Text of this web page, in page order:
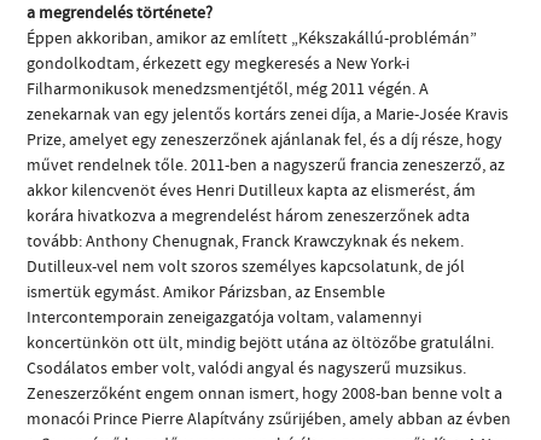
a megrendelés története?
Éppen akkoriban, amikor az említett „Kékszakállú-problémán”
gondolkodtam, érkezett egy megkeresés a New York-i
Filharmonikusok menedzsmentjétől, még 2011 végén. A
zenekarnak van egy jelentős kortárs zenei díja, a Marie-Josée Kravis
Prize, amelyet egy zeneszerzőnek ajánlanak fel, és a díj része, hogy
művet rendelnek tőle. 2011-ben a nagyszerű francia zeneszerző, az
akkor kilencvenöt éves Henri Dutilleux kapta az elismerést, ám
korára hivatkozva a megrendelést három zeneszerzőnek adta
tovább: Anthony Chenugnak, Franck Krawczyknak és nekem.
Dutilleux-vel nem volt szoros személyes kapcsolatunk, de jól
ismertük egymást. Amikor Párizsban, az Ensemble
Intercontemporain zeneigazgatója voltam, valamennyi
koncertünkön ott ült, mindig bejött utána az öltözőbe gratulálni.
Csodálatos ember volt, valódi angyal és nagyszerű muzsikus.
Zeneszerzőként engem onnan ismert, hogy 2008-ban benne volt a
monacói Prince Pierre Alapítvány zsűrijében, amely abban az évben